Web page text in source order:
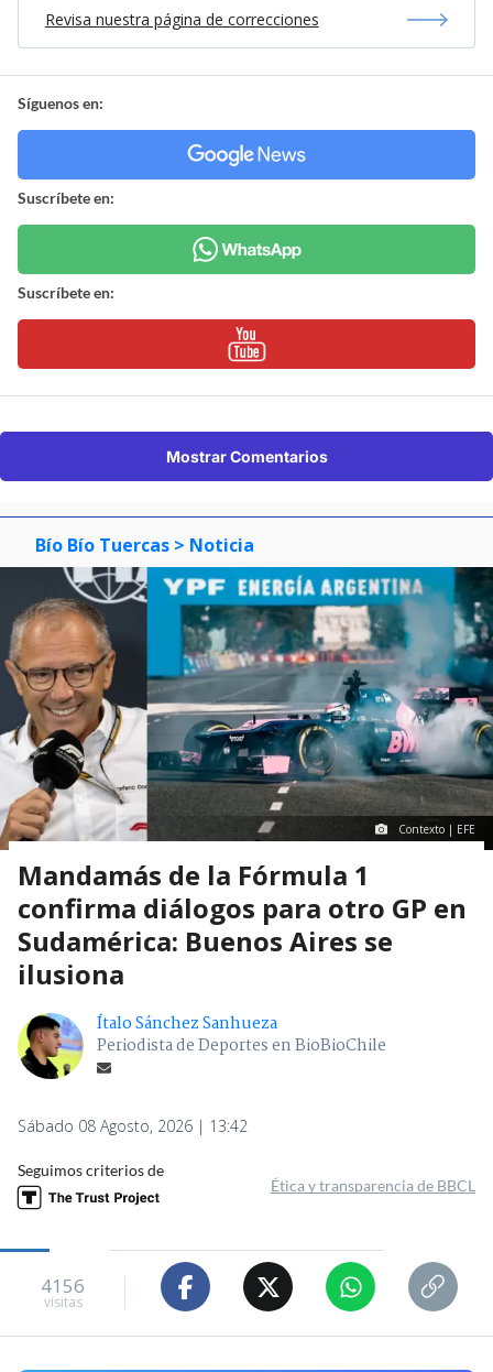
Revisa nuestra página de correcciones
Síguenos en:
Suscríbete en:
Suscríbete en:
Mostrar Comentarios
Bío Bío Tuercas > Noticia
Contexto | EFE
Mandamás de la Fórmula 1
confirma diálogos para otro GP en
Sudamérica: Buenos Aires se
ilusiona
Ítalo Sánchez Sanhueza
Periodista de Deportes en BioBioChile
Sábado 08 Agosto, 2026 | 13:42
Seguimos criterios de
Ética y transparencia de BBCL
4156
visitas